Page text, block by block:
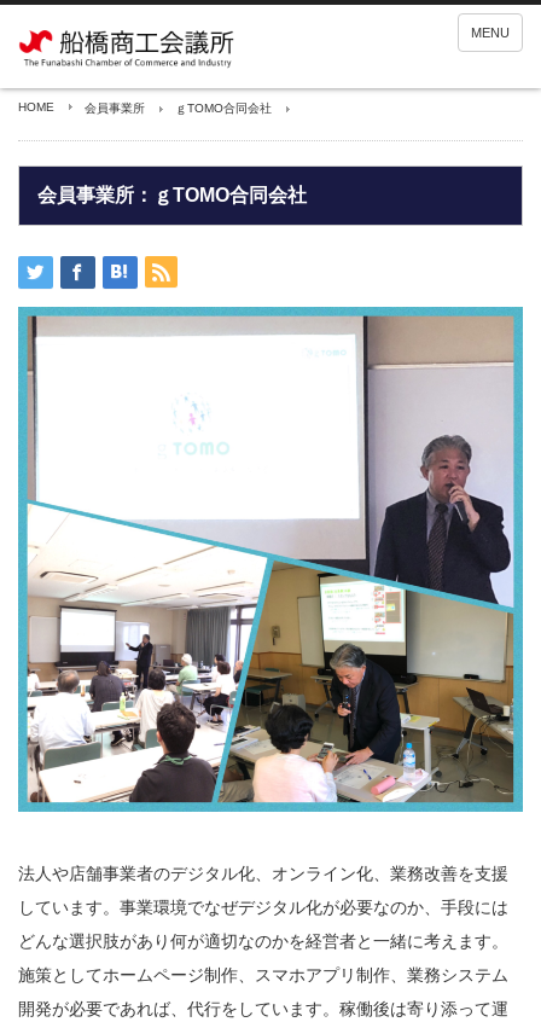
MENU
HOME 会員事業所 ｇTOMO合同会社
会員事業所：ｇTOMO合同会社
法人や店舗事業者のデジタル化、オンライン化、業務改善を支援
しています。事業環境でなぜデジタル化が必要なのか、手段には
どんな選択肢があり何が適切なのかを経営者と一緒に考えます。
施策としてホームページ制作、スマホアプリ制作、業務システム
開発が必要であれば、代行をしています。稼働後は寄り添って運